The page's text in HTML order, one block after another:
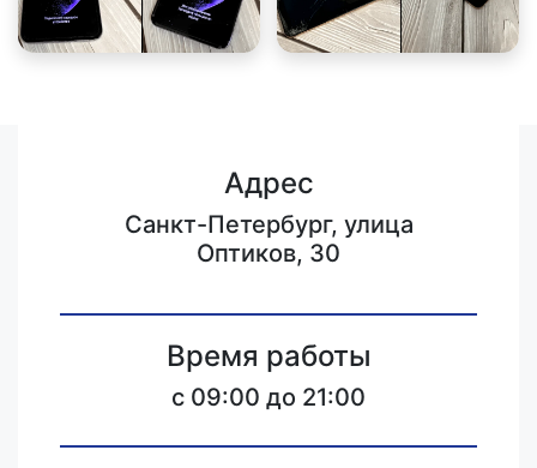
Адрес
Санкт-Петербург, улица
Оптиков, 30
Время работы
c 09:00 до 21:00